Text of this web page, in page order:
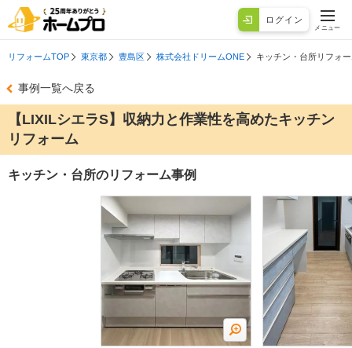
ログイン
メニュー
リフォームTOP 東京都 豊島区 株式会社ドリームONE キッチン・台所リフォ
事例一覧へ戻る
【LIXILシエラS】収納力と作業性を高めたキッチン
リフォーム
キッチン・台所のリフォーム事例